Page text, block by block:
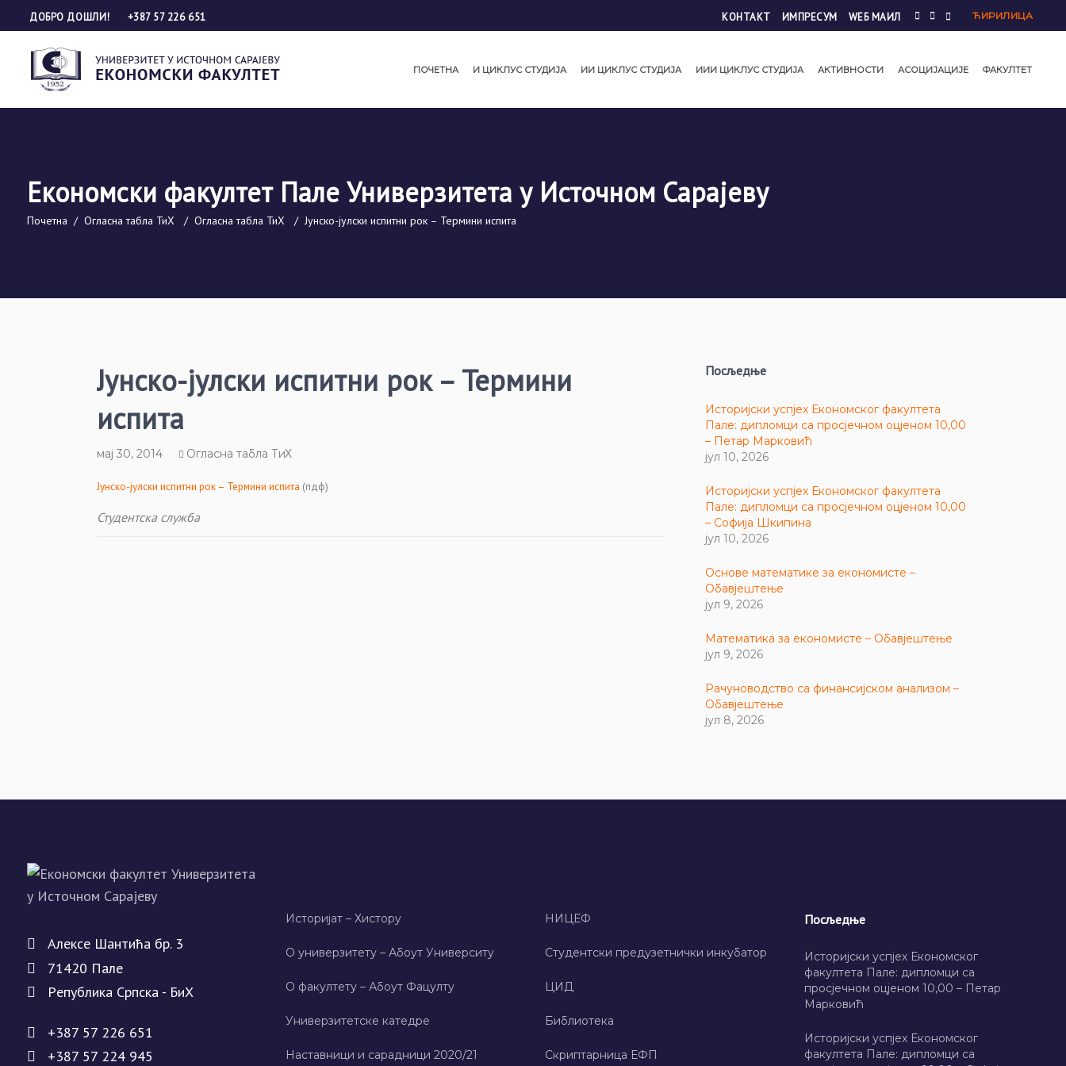
ДОБРО ДОШЛИ! +387 57 226 651 КОНТАКТ ИМПРЕСУМ WЕБ МАИЛ ЋИРИЛИЦА
ПОЧЕТНА И ЦИКЛУС СТУДИЈА ИИ ЦИКЛУС СТУДИЈА ИИИ ЦИКЛУС СТУДИЈА АКТИВНОСТИ АСОЦИЈАЦИЈЕ ФАКУЛТЕТ
Економски факултет Пале Универзитета у Источном Сарајеву
Почетна / Огласна табла ТиХ / Огласна табла ТиХ / Јунско-јулски испитни рок – Термини испита
Јунско-јулски испитни рок – Термини
испита
мај 30, 2014 Огласна табла ТиХ
Јунско-јулски испитни рок – Термини испита (пдф)
Студентска служба
Посљедње
Историјски успјех Економског факултета
Пале: дипломци са просјечном оцјеном 10,00
– Петар Марковић
јул 10, 2026
Историјски успјех Економског факултета
Пале: дипломци са просјечном оцјеном 10,00
– Софија Шкипина
јул 10, 2026
Основе математике за економисте –
Обавјештење
јул 9, 2026
Математика за економисте – Обавјештење
јул 9, 2026
Рачуноводство са финансијском анализом –
Обавјештење
јул 8, 2026
Алeксe Шантића бр. 3
71420 Палe
Рeпублика Српска - БиХ
+387 57 226 651
+387 57 224 945
Историјат – Хисторy
О универзитету – Абоут Университy
О факултету – Абоут Фацултy
Универзитетске катедре
Наставници и сарадници 2020/21
НИЦЕФ
Студентски предузетнички инкубатор
ЦИД
Библиотека
Скриптарница ЕФП
Посљедње
Историјски успјех Економског
факултета Пале: дипломци са
просјечном оцјеном 10,00 – Петар
Марковић
Историјски успјех Економског
факултета Пале: дипломци са